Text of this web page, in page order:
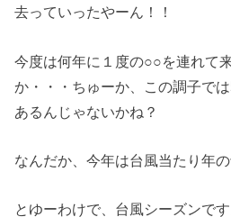
去っていったやーん！！
今度は何年に１度の○○を連れて
か・・・ちゅーか、この調子で
あるんじゃないかね？
なんだか、今年は台風当たり年の
とゆーわけで、台風シーズンで